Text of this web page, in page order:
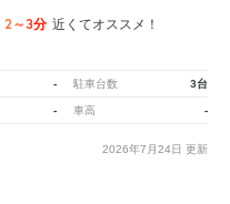
2～3分 近くてオススメ！
- 駐車台数 3台
- 車高 -
2026年7月24日 更新